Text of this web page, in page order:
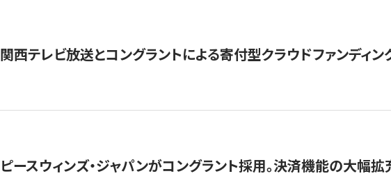
関西テレビ放送とコングラントによる寄付型クラウドファンディ
ピースウィンズ・ジャパンがコングラント採用。決済機能の大幅